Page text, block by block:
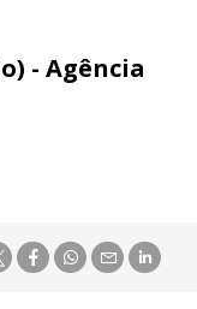
- Agência